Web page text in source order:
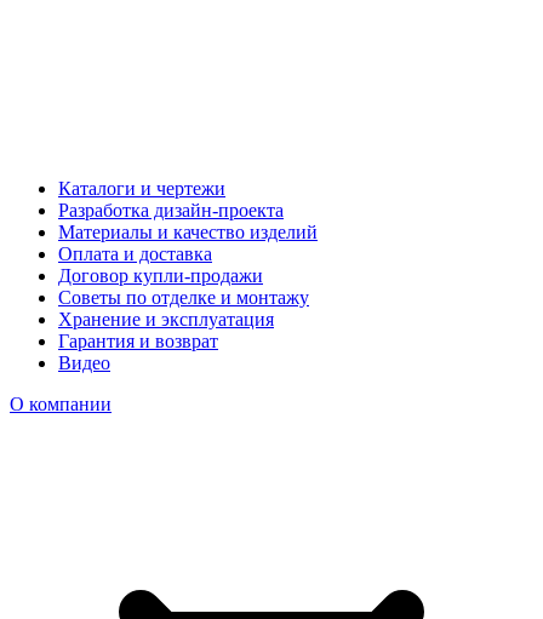
Каталоги и чертежи
Разработка дизайн-проекта
Материалы и качество изделий
Оплата и доставка
Договор купли-продажи
Советы по отделке и монтажу
Хранение и эксплуатация
Гарантия и возврат
Видео
О компании